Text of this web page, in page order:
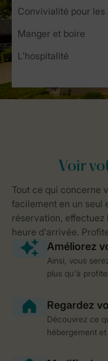
Manger et boire
L'hospitalité
Ainsi, vous
plus qu'à
Découvrez ce
hébergement